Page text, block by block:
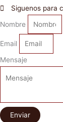
Siguenos para
Nombre
Email
Mensaje
Enviar